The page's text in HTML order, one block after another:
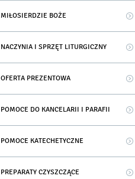
MIŁOSIERDZIE BOŻE
NACZYNIA I SPRZĘT LITURGICZNY
OFERTA PREZENTOWA
POMOCE DO KANCELARII I PARAFII
POMOCE KATECHETYCZNE
PREPARATY CZYSZCZĄCE